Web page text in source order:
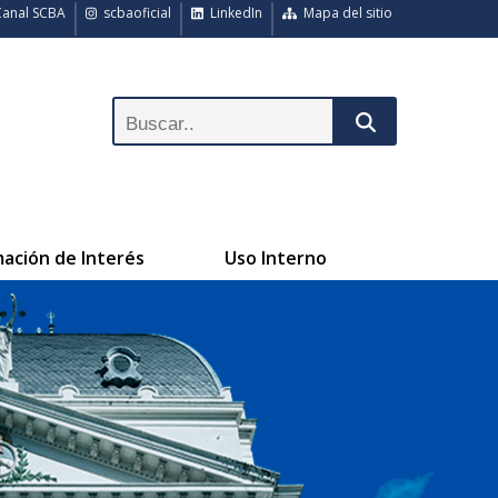
Mapa del sitio
LinkedIn
scbaoficial
SCBA
de Interés Uso Interno